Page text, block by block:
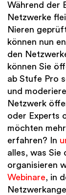
Während der
Netzwerke
Nieren
können nun
den
können Sie
ab Stufe Pro
und
Netzwerk
oder Experts
möchten
erfahren? In
alles, was Sie
organisieren
Webinare, in